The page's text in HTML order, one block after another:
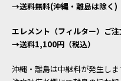
→送料無料(沖縄・離島は除く)
エレメント（フィルター）ご
→送料1,100円（税込）
沖縄・離島は中継料が発生しま